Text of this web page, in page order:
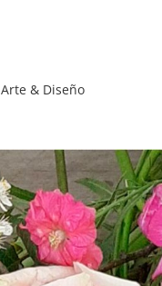
Arte & Diseño